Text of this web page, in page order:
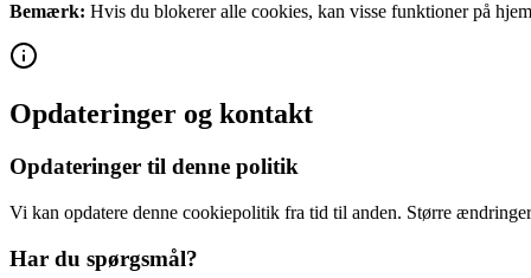
Bemærk: Hvis du blokerer alle cookies, kan visse funktioner på
Opdateringer og kontakt
Opdateringer til denne politik
Vi kan opdatere denne cookiepolitik fra tid til anden. Større
Har du spørgsmål?